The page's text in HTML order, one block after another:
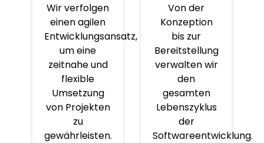
Wir verfolgen
einen agilen
Entwicklungsansatz,
um eine
zeitnahe und
flexible
Umsetzung
von Projekten
zu
gewährleisten.
Von der
Konzeption
bis zur
Bereitstellung
verwalten wir
den
gesamten
Lebenszyklus
der
Softwareentwicklung.